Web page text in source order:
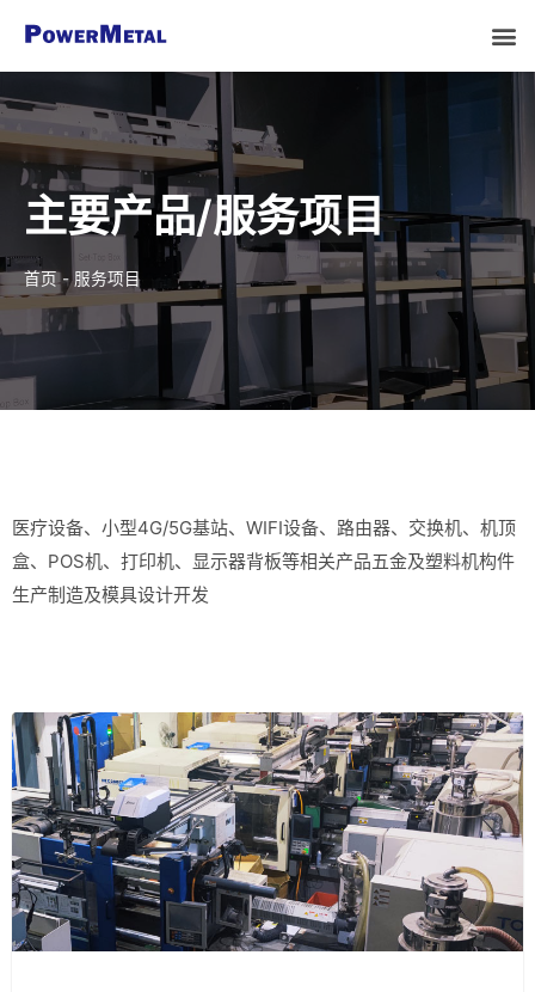
主要产品/服务项目
首页-服务项目
医疗设备、小型4G/5G基站、WIFI设备、路由器、交换机、机顶
盒、POS机、打印机、显示器背板等相关产品五金及塑料机构件
生产制造及模具设计开发